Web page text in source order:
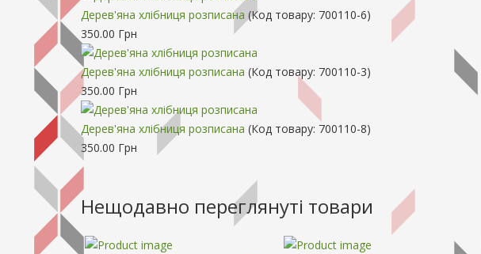
Дерев'яна хлібниця розписана (Код товару: 700110-6)
350.00 Грн
Дерев'яна хлібниця розписана (Код товару: 700110-3)
350.00 Грн
Дерев'яна хлібниця розписана (Код товару: 700110-8)
350.00 Грн
Нещодавно переглянуті товари